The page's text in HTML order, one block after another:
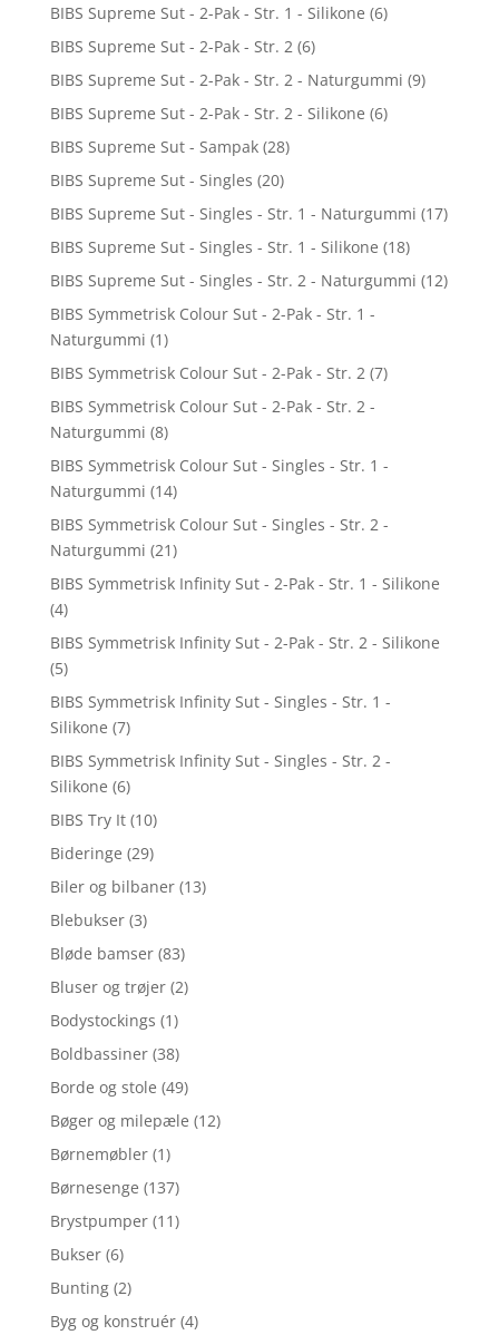
BIBS Supreme Sut - 2-Pak - Str. 1 - Silikone (6)
BIBS Supreme Sut - 2-Pak - Str. 2 (6)
BIBS Supreme Sut - 2-Pak - Str. 2 - Naturgummi (9)
BIBS Supreme Sut - 2-Pak - Str. 2 - Silikone (6)
BIBS Supreme Sut - Sampak (28)
BIBS Supreme Sut - Singles (20)
BIBS Supreme Sut - Singles - Str. 1 - Naturgummi (17)
BIBS Supreme Sut - Singles - Str. 1 - Silikone (18)
BIBS Supreme Sut - Singles - Str. 2 - Naturgummi (12)
BIBS Symmetrisk Colour Sut - 2-Pak - Str. 1 -
Naturgummi (1)
BIBS Symmetrisk Colour Sut - 2-Pak - Str. 2 (7)
BIBS Symmetrisk Colour Sut - 2-Pak - Str. 2 -
Naturgummi (8)
BIBS Symmetrisk Colour Sut - Singles - Str. 1 -
Naturgummi (14)
BIBS Symmetrisk Colour Sut - Singles - Str. 2 -
Naturgummi (21)
BIBS Symmetrisk Infinity Sut - 2-Pak - Str. 1 - Silikone
(4)
BIBS Symmetrisk Infinity Sut - 2-Pak - Str. 2 - Silikone
(5)
BIBS Symmetrisk Infinity Sut - Singles - Str. 1 -
Silikone (7)
BIBS Symmetrisk Infinity Sut - Singles - Str. 2 -
Silikone (6)
BIBS Try It (10)
Bideringe (29)
Biler og bilbaner (13)
Blebukser (3)
Bløde bamser (83)
Bluser og trøjer (2)
Bodystockings (1)
Boldbassiner (38)
Borde og stole (49)
Bøger og milepæle (12)
Børnemøbler (1)
Børnesenge (137)
Brystpumper (11)
Bukser (6)
Bunting (2)
Byg og konstruér (4)